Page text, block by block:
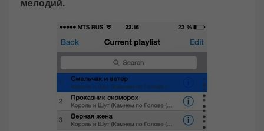
мелодий.